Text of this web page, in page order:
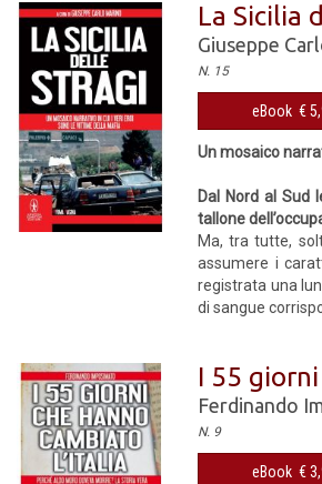
La Sicilia
Giuseppe
N. 15
eBook €
Un mosaico
Dal Nord al Sud
tallone
Ma, tra tutte,
assumere i
registrata una
di sangue
I 55
Ferdinando
N. 9
eBook €